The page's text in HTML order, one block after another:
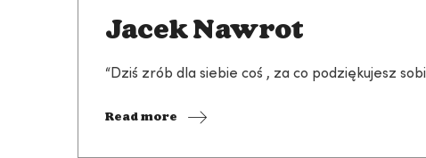
Jacek Nawrot
“Dziś zrób dla siebie coś , za co podziękujesz
Read more